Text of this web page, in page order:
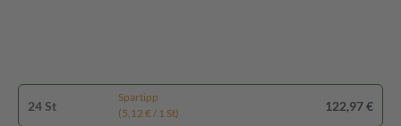
24 St
Spartipp
(5,12 € / 1 St)
122,97 €